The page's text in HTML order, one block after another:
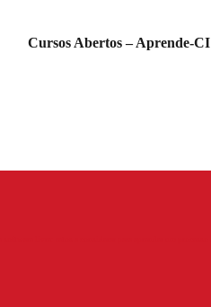
Cursos Abertos – Aprende-CI